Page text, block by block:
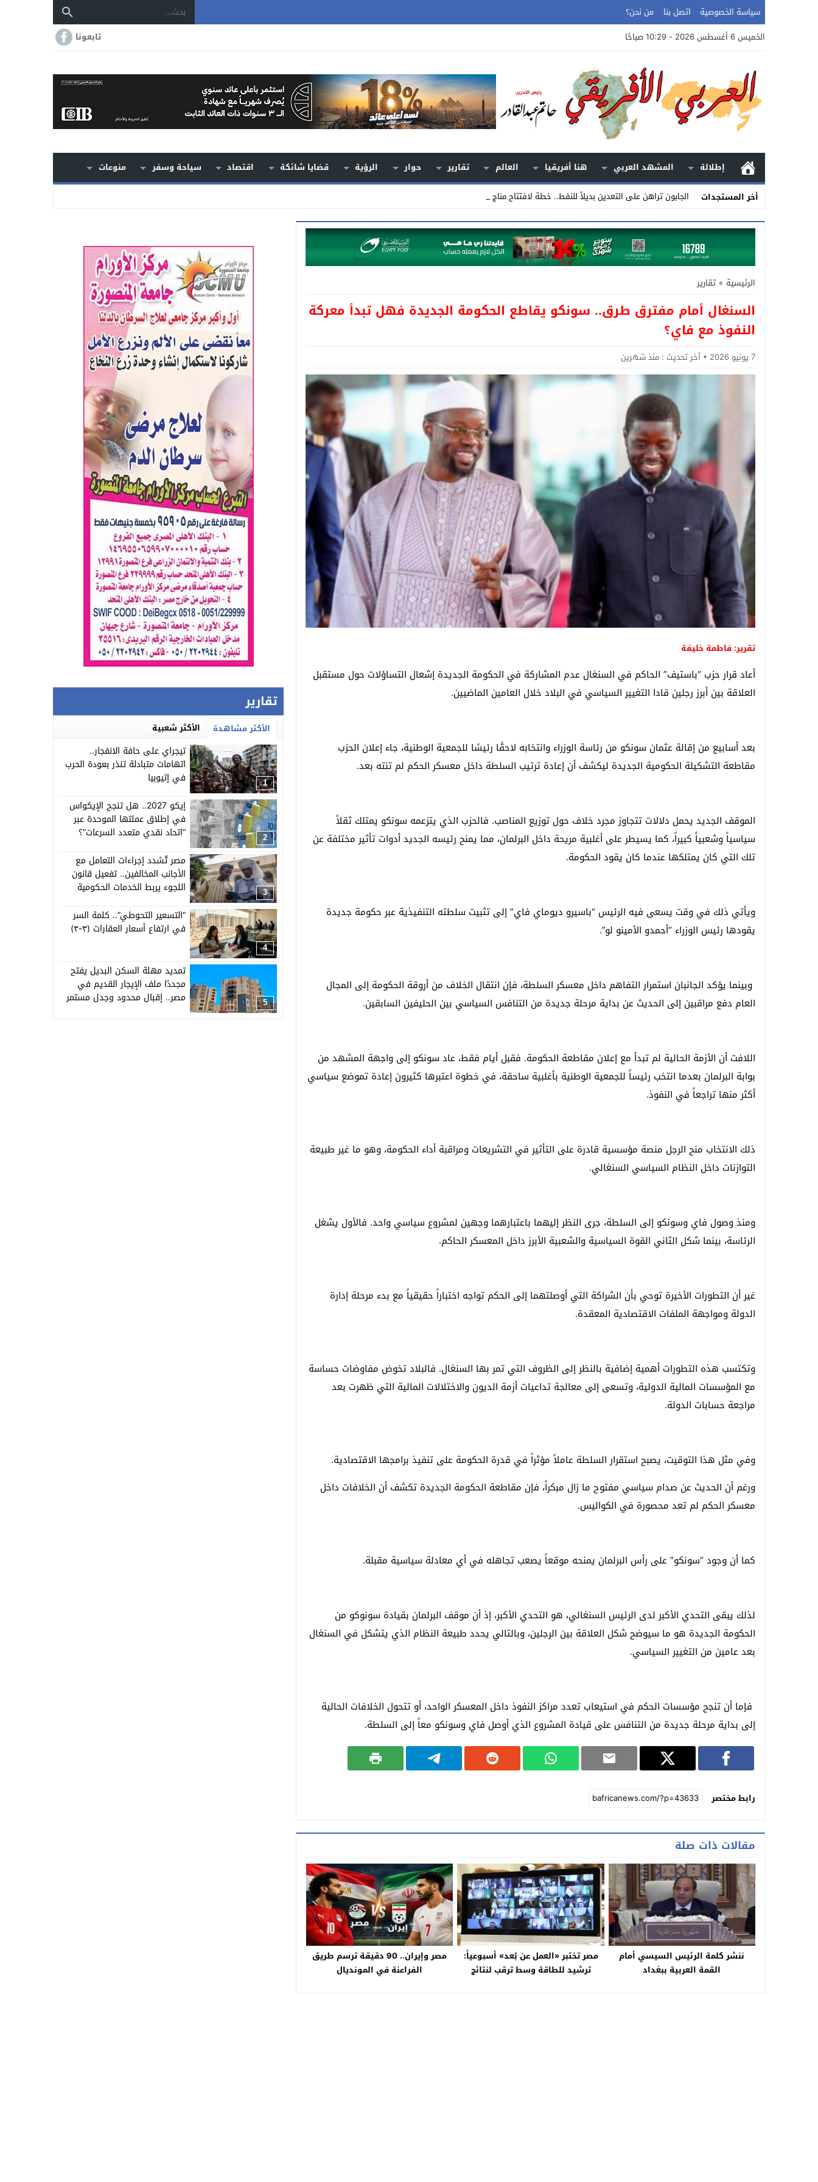
سياسة الخصوصية اتصل بنا
من نحن؟
الخميس 6 أغسطس 2026 - 10:29 صباحًا
تابعونا
إطلالة المشهد العربي هنا أفريقيا العالم تقارير حوار الرؤية قضايا شائكة اقتصاد سياحة وسفر
منوعات
أخر المستجدات
الجابون تراهن على التعدين بديلاً للنفط.. خطة لافتتاح مناجم جديدة حتى 2_
Stop
Previous
Next
الرئيسية » تقارير
السنغال أمام مفترق طرق.. سونكو يقاطع الحكومة الجديدة فهل تبدأ معركة
النفوذ مع فاي؟
7 يونيو 2026 آخر تحديث : منذ شهرين
تقرير: فاطمة خليفة
أعاد قرار حزب “باستيف” الحاكم في السنغال عدم المشاركة في الحكومة الجديدة إشعال التساؤلات حول مستقبل
العلاقة بين أبرز رجلين قادا التغيير السياسي في البلاد خلال العامين الماضيين.
بعد أسابيع من إقالة عثمان سونكو من رئاسة الوزراء وانتخابه لاحقًا رئيسًا للجمعية الوطنية، جاء إعلان الحزب
مقاطعة التشكيلة الحكومية الجديدة ليكشف أن إعادة ترتيب السلطة داخل معسكر الحكم لم تنته بعد.
الموقف الجديد يحمل دلالات تتجاوز مجرد خلاف حول توزيع المناصب. فالحزب الذي يتزعمه سونكو يمتلك ثقلاً
سياسياً وشعبياً كبيراً، كما يسيطر على أغلبية مريحة داخل البرلمان، مما يمنح رئيسه الجديد أدوات تأثير مختلفة عن
تلك التي كان يمتلكها عندما كان يقود الحكومة.
ويأتي ذلك في وقت يسعى فيه الرئيس “باسيرو ديوماي فاي” إلى تثبيت سلطته التنفيذية عبر حكومة جديدة
يقودها رئيس الوزراء “أحمدو الأمينو لو”.
وبينما يؤكد الجانبان استمرار التفاهم داخل معسكر السلطة، فإن انتقال الخلاف من أروقة الحكومة إلى المجال
العام دفع مراقبين إلى الحديث عن بداية مرحلة جديدة من التنافس السياسي بين الحليفين السابقين.
اللافت أن الأزمة الحالية لم تبدأ مع إعلان مقاطعة الحكومة. فقبل أيام فقط، عاد سونكو إلى واجهة المشهد من
بوابة البرلمان بعدما انتخب رئيساً للجمعية الوطنية بأغلبية ساحقة، في خطوة اعتبرها كثيرون إعادة تموضع سياسي
أكثر منها تراجعاً في النفوذ.
ذلك الانتخاب منح الرجل منصة مؤسسية قادرة على التأثير في التشريعات ومراقبة أداء الحكومة، وهو ما غير طبيعة
التوازنات داخل النظام السياسي السنغالي.
ومنذ وصول فاي وسونكو إلى السلطة، جرى النظر إليهما باعتبارهما وجهين لمشروع سياسي واحد. فالأول يشغل
الرئاسة، بينما شكل الثاني القوة السياسية والشعبية الأبرز داخل المعسكر الحاكم.
غير أن التطورات الأخيرة توحي بأن الشراكة التي أوصلتهما إلى الحكم تواجه اختباراً حقيقياً مع بدء مرحلة إدارة
الدولة ومواجهة الملفات الاقتصادية المعقدة.
وتكتسب هذه التطورات أهمية إضافية بالنظر إلى الظروف التي تمر بها السنغال. فالبلاد تخوض مفاوضات حساسة
مع المؤسسات المالية الدولية، وتسعى إلى معالجة تداعيات أزمة الديون والاختلالات المالية التي ظهرت بعد
مراجعة حسابات الدولة.
وفي مثل هذا التوقيت، يصبح استقرار السلطة عاملاً مؤثراً في قدرة الحكومة على تنفيذ برامجها الاقتصادية.
ورغم أن الحديث عن صدام سياسي مفتوح ما زال مبكراً، فإن مقاطعة الحكومة الجديدة تكشف أن الخلافات داخل
معسكر الحكم لم تعد محصورة في الكواليس.
كما أن وجود “سونكو” على رأس البرلمان يمنحه موقعاً يصعب تجاهله في أي معادلة سياسية مقبلة.
لذلك يبقى التحدي الأكبر لدى الرئيس السنغالي، هو التحدي الأكبر، إذ أن موقف البرلمان بقيادة سونوكو من
الحكومة الجديدة هو ما سيوضح شكل العلاقة بين الرجلين، وبالتالي يحدد طبيعة النظام الذي يتشكل في السنغال
بعد عامين من التغيير السياسي.
فإما أن تنجح مؤسسات الحكم في استيعاب تعدد مراكز النفوذ داخل المعسكر الواحد، أو تتحول الخلافات الحالية
إلى بداية مرحلة جديدة من التنافس على قيادة المشروع الذي أوصل فاي وسونكو معاً إلى السلطة.
رابط مختصر
مقالات ذات صلة
ننشر كلمة الرئيس السيسي أمام
القمة العربية ببغداد
مصر تختبر «العمل عن بُعد» أسبوعياً:
ترشيد للطاقة وسط ترقب لنتائج
مصر وإيران.. 90 دقيقة ترسم طريق
الفراعنة في المونديال
تقارير
الأكثر مشاهدة الأكثر شعبية
1
تيجراي على حافة الانفجار..
اتهامات متبادلة تنذر بعودة الحرب
في إثيوبيا
2
إيكو 2027.. هل تنجح الإيكواس
في إطلاق عملتها الموحدة عبر
“اتحاد نقدي متعدد السرعات”؟
3
مصر تُشدد إجراءات التعامل مع
الأجانب المخالفين.. تفعيل قانون
اللجوء يربط الخدمات الحكومية
4
“التسعير التحوطي”.. كلمة السر
في ارتفاع أسعار العقارات (٣-٣)
5
تمديد مهلة السكن البديل يفتح
مجددًا ملف الإيجار القديم في
مصر.. إقبال محدود وجدل مستمر